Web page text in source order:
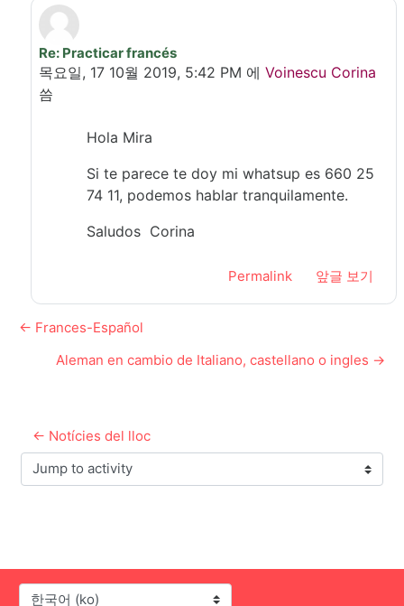
In reply to Oumoussa Mira
Re: Practicar francés
목요일, 17 10월 2019, 5:42 PM 에 Voinescu Corina
씀
Hola Mira
Si te parece te doy mi whatsup es 660 25
74 11, podemos hablar tranquilamente.
Saludos Corina
Permalink 앞글 보기
← Frances-Español
Aleman en cambio de Italiano, castellano o ingles →
← Notícies del lloc
Jump to activity